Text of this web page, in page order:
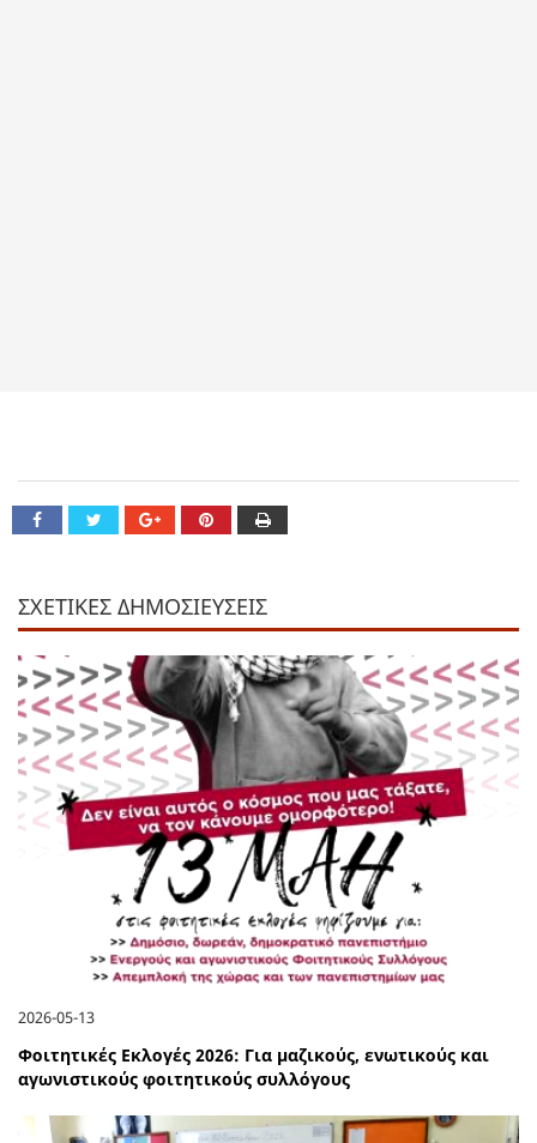
ΣΧΕΤΙΚΕΣ ΔΗΜΟΣΙΕΥΣΕΙΣ
2026-05-13
Φοιτητικές Εκλογές 2026: Για µαζικούς, ενωτικούς και
αγωνιστικούς φοιτητικούς συλλόγους